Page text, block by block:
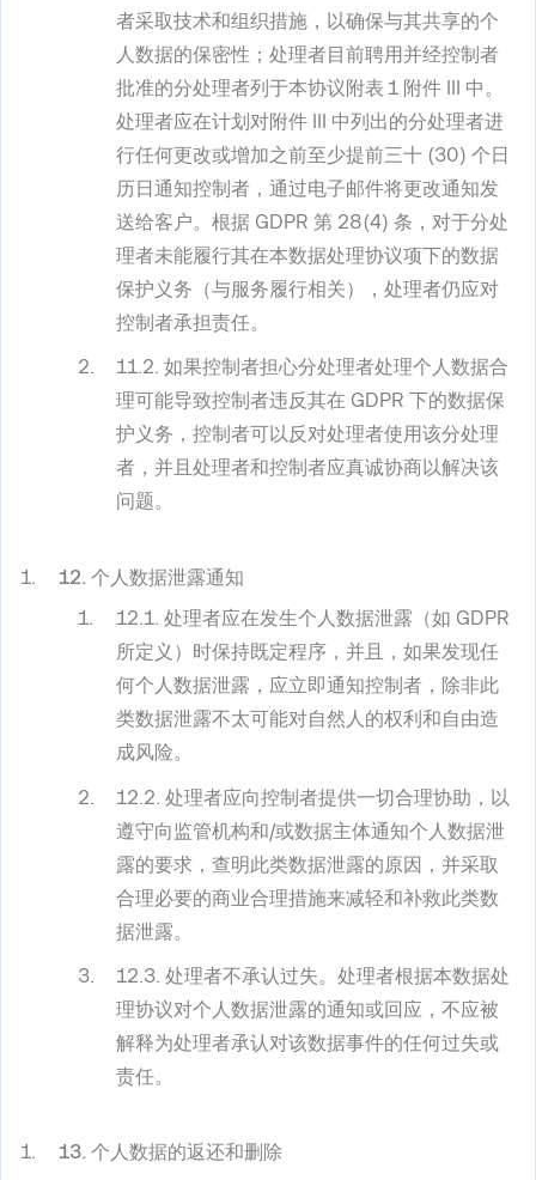
者采取技术和组织措施，以确保与其共享的个
人数据的保密性；处理者目前聘用并经控制者
批准的分处理者列于本协议附表 1 附件 III 中。
处理者应在计划对附件 III 中列出的分处理者进
行任何更改或增加之前至少提前三十 (30) 个日
历日通知控制者，通过电子邮件将更改通知发
送给客户。根据 GDPR 第 28(4) 条，对于分处
理者未能履行其在本数据处理协议项下的数据
保护义务（与服务履行相关），处理者仍应对
控制者承担责任。
11.2. 如果控制者担心分处理者处理个人数据合
理可能导致控制者违反其在 GDPR 下的数据保
护义务，控制者可以反对处理者使用该分处理
者，并且处理者和控制者应真诚协商以解决该
问题。
12. 个人数据泄露通知
12.1. 处理者应在发生个人数据泄露（如 GDPR
所定义）时保持既定程序，并且，如果发现任
何个人数据泄露，应立即通知控制者，除非此
类数据泄露不太可能对自然人的权利和自由造
成风险。
12.2. 处理者应向控制者提供一切合理协助，以
遵守向监管机构和/或数据主体通知个人数据泄
露的要求，查明此类数据泄露的原因，并采取
合理必要的商业合理措施来减轻和补救此类数
据泄露。
12.3. 处理者不承认过失。处理者根据本数据处
理协议对个人数据泄露的通知或回应，不应被
解释为处理者承认对该数据事件的任何过失或
责任。
13. 个人数据的返还和删除